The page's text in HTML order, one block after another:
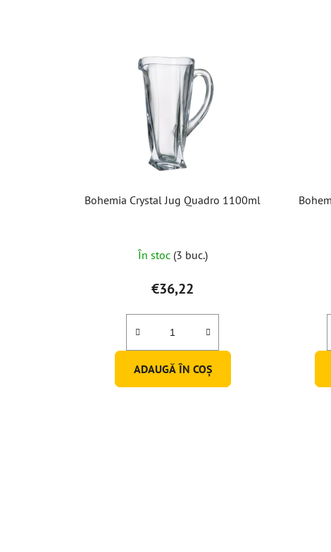
Bohemia Crystal Jug Quadro 1100ml
În stoc (3 buc.)
€36,22
ADAUGĂ ÎN COŞ